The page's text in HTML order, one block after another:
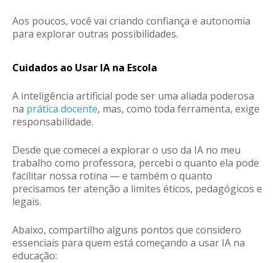
Aos poucos, você vai criando confiança e autonomia
para explorar outras possibilidades.
Cuidados ao Usar IA na Escola
A inteligência artificial pode ser uma aliada poderosa
na prática docente, mas, como toda ferramenta, exige
responsabilidade.
Desde que comecei a explorar o uso da IA no meu
trabalho como professora, percebi o quanto ela pode
facilitar nossa rotina — e também o quanto
precisamos ter atenção a limites éticos, pedagógicos e
legais.
Abaixo, compartilho alguns pontos que considero
essenciais para quem está começando a usar IA na
educação: